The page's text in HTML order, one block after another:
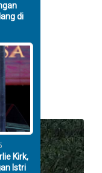
di
Kirk,
Istri